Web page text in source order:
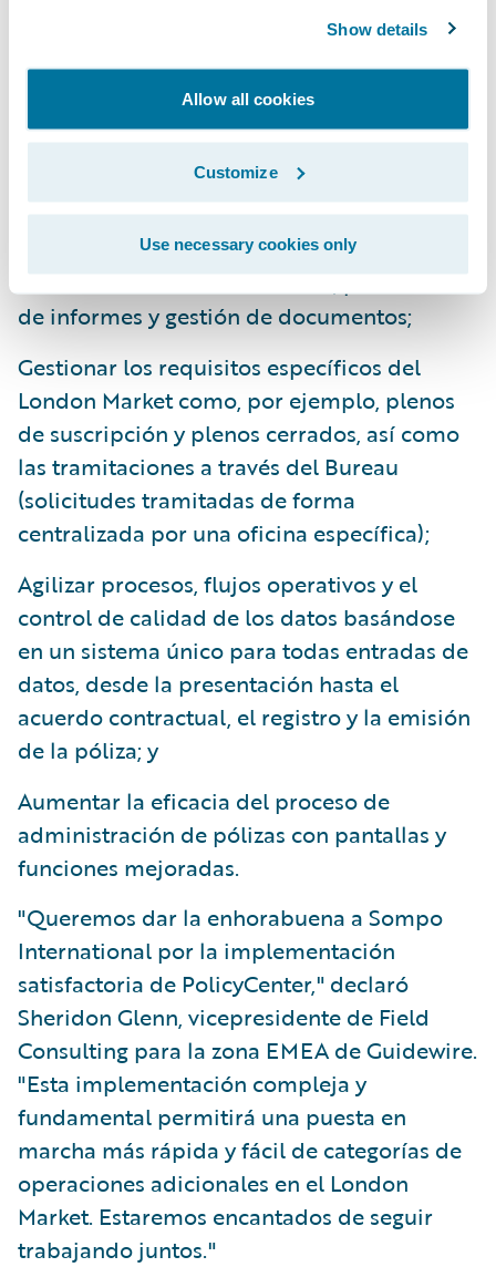
Show details
Allow all cookies
Customize
Use necessary cookies only
PolicyCenter, que incluye el sistema Global
Commercial Extension de Guidewire,
permite a Sompo International:
Lograr una integración completa con los
diferentes sistemas: financiero, presentación
de informes y gestión de documentos;
Gestionar los requisitos específicos del
London Market como, por ejemplo, plenos
de suscripción y plenos cerrados, así como
las tramitaciones a través del Bureau
(solicitudes tramitadas de forma
centralizada por una oficina específica);
Agilizar procesos, flujos operativos y el
control de calidad de los datos basándose
en un sistema único para todas entradas de
datos, desde la presentación hasta el
acuerdo contractual, el registro y la emisión
de la póliza; y
Aumentar la eficacia del proceso de
administración de pólizas con pantallas y
funciones mejoradas.
"Queremos dar la enhorabuena a Sompo
International por la implementación
satisfactoria de PolicyCenter," declaró
Sheridon Glenn, vicepresidente de Field
Consulting para la zona EMEA de Guidewire.
"Esta implementación compleja y
fundamental permitirá una puesta en
marcha más rápida y fácil de categorías de
operaciones adicionales en el London
Market. Estaremos encantados de seguir
trabajando juntos."